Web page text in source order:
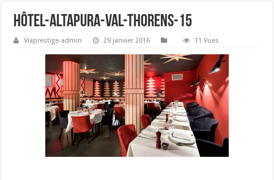
Hôtel-Altapura-Val-Thorens-15
Viaprestige-admin 29 janvier 2016 11 Vues